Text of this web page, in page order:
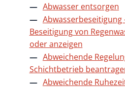
Abwasser entsorgen
Abwasserbeseitigung
Beseitigung von
oder anzeigen
Abweichende
Schichtbetrieb
Abweichende